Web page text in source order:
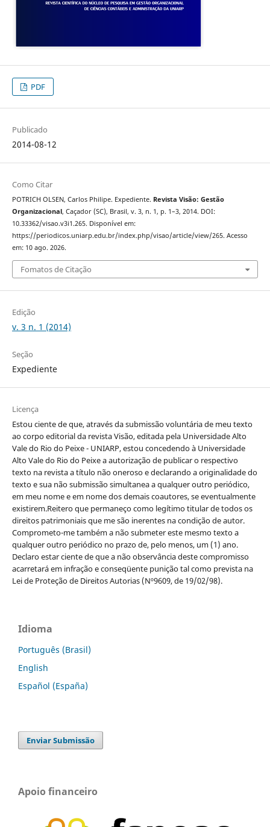
PDF
Publicado
2014-08-12
Como Citar
POTRICH OLSEN, Carlos Philipe. Expediente. Revista Visão: Gestão
Organizacional, Caçador (SC), Brasil, v. 3, n. 1, p. 1–3, 2014. DOI:
10.33362/visao.v3i1.265. Disponível em:
https://periodicos.uniarp.edu.br/index.php/visao/article/view/265. Acesso
em: 10 ago. 2026.
Fomatos de Citação
Edição
v. 3 n. 1 (2014)
Seção
Expediente
Licença
Estou ciente de que, através da submissão voluntária de meu texto
ao corpo editorial da revista Visão, editada pela Universidade Alto
Vale do Rio do Peixe - UNIARP, estou concedendo à Universidade
Alto Vale do Rio do Peixe a autorização de publicar o respectivo
texto na revista a título não oneroso e declarando a originalidade do
texto e sua não submissão simultanea a qualquer outro periódico,
em meu nome e em nome dos demais coautores, se eventualmente
existirem.Reitero que permaneço como legítimo titular de todos os
direitos patrimoniais que me são inerentes na condição de autor.
Comprometo-me também a não submeter este mesmo texto a
qualquer outro periódico no prazo de, pelo menos, um (1) ano.
Declaro estar ciente de que a não observância deste compromisso
acarretará em infração e conseqüente punição tal como prevista na
Lei de Proteção de Direitos Autorias (Nº9609, de 19/02/98).
Idioma
Português (Brasil)
English
Español (España)
Enviar Submissão
Apoio financeiro